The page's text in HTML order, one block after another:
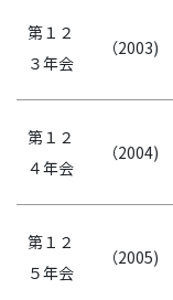
第１２
３年会
（2003)
第１２
４年会
（2004)
第１２
５年会
（2005)